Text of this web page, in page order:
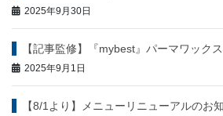
2025年9月30日
【記事監修】『mybest』パーマワック
2025年9月1日
【8/1より】メニューリニューアルのお